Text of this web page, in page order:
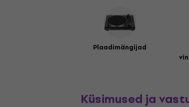
Plaadimängijad
Küsimused ja